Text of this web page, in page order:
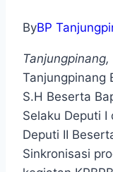
ByBP
Tanjungpinang
S.H Beserta
Selaku Deputi I
Deputi II
Sinkronisasi